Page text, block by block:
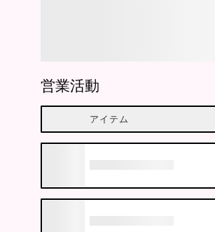
営業活動
アイテム